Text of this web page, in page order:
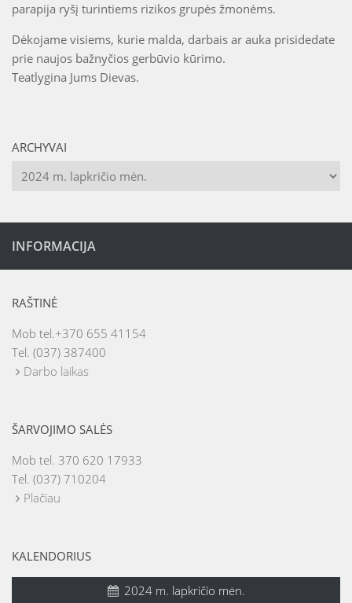
parapija ryšį turintiems rizikos grupės žmonėms.
Dėkojame visiems, kurie malda, darbais ar auka prisidedate
prie naujos bažnyčios gerbūvio kūrimo.
Teatlygina Jums Dievas.
ARCHYVAI
Archyvai
INFORMACIJA
RAŠTINĖ
Mob tel.+370 655 41154
Tel. (037) 387400
Darbo laikas
ŠARVOJIMO SALĖS
Mob tel. 370 620 17933
Tel. (037) 710204
Plačiau
KALENDORIUS
2024 m. lapkričio mėn.